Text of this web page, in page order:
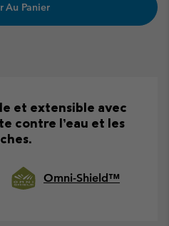
Au Panier
et extensible avec
contre l’eau et les
Omni-Shield™